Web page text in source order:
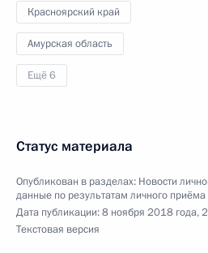
Красноярский край
Амурская область
Ещё 6
Статус материала
Опубликован в разделах: Новости
данные по результатам личного приёма
Дата публикации:8 ноября 2018 года,
Текстовая версия